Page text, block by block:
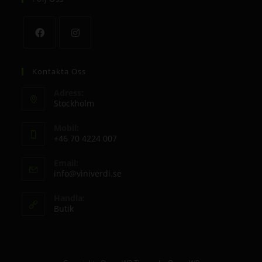
Kontakta Oss
Stockholm
+46 70 4224 007
info@viniverdi.se
Butik